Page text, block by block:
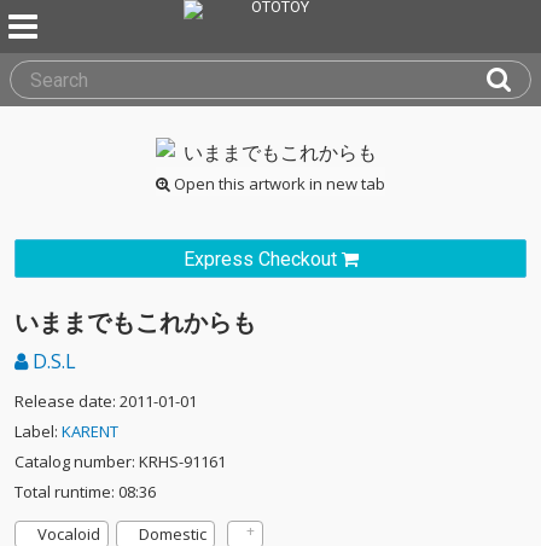
Open this artwork in new tab
Express Checkout
いままでもこれからも
D.S.L
Release date: 2011-01-01
Label: KARENT
Catalog number: KRHS-91161
Total runtime: 08:36
Vocaloid
Domestic